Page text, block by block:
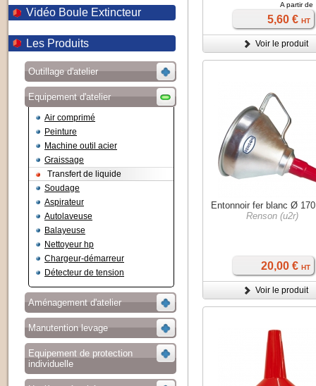
Vidéo Boule Extincteur
Les Produits
Outillage d'atelier
Equipement d'atelier
Air comprimé
Peinture
Machine outil acier
Graissage
Transfert de liquide
Soudage
Aspirateur
Autolaveuse
Balayeuse
Nettoyeur hp
Chargeur-démarreur
Détecteur de tension
Aménagement d'atelier
Manutention levage
Equipement de protection
individuelle
A partir de
5,60 € HT
Voir le produit
Entonnoir fer blanc Ø
Renson (u2r)
20,00 € HT
Voir le produit